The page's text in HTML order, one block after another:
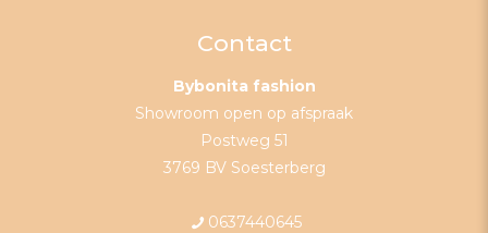
Contact
Bybonita fashion
Showroom open op afspraak
Postweg 51
3769 BV Soesterberg
0637440645